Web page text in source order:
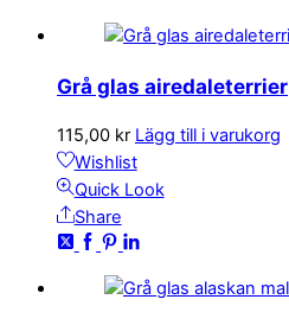
Grå glas airedaleterrier
115,00 kr Lägg till i varukorg
Wishlist
Quick Look
Share